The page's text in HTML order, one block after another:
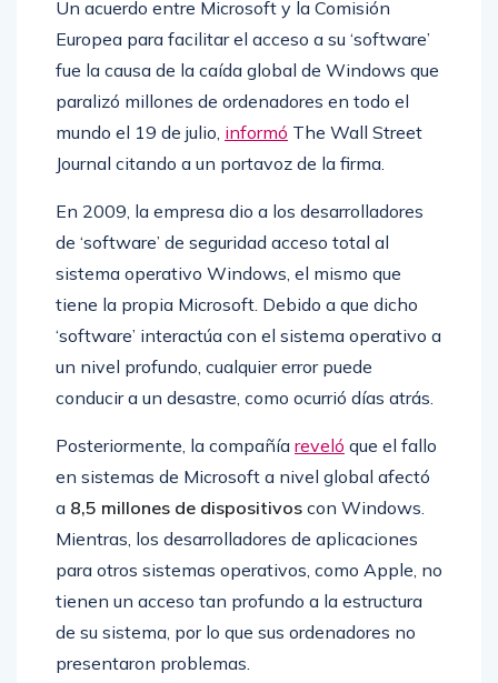
Un acuerdo entre Microsoft y la Comisión
Europea para facilitar el acceso a su ‘software’
fue la causa de la caída global de Windows que
paralizó millones de ordenadores en todo el
mundo el 19 de julio, informó The Wall Street
Journal citando a un portavoz de la firma.
En 2009, la empresa dio a los desarrolladores
de ‘software’ de seguridad acceso total al
sistema operativo Windows, el mismo que
tiene la propia Microsoft. Debido a que dicho
‘software’ interactúa con el sistema operativo a
un nivel profundo, cualquier error puede
conducir a un desastre, como ocurrió días atrás.
Posteriormente, la compañía reveló que el fallo
en sistemas de Microsoft a nivel global afectó
a 8,5 millones de dispositivos con Windows.
Mientras, los desarrolladores de aplicaciones
para otros sistemas operativos, como Apple, no
tienen un acceso tan profundo a la estructura
de su sistema, por lo que sus ordenadores no
presentaron problemas.